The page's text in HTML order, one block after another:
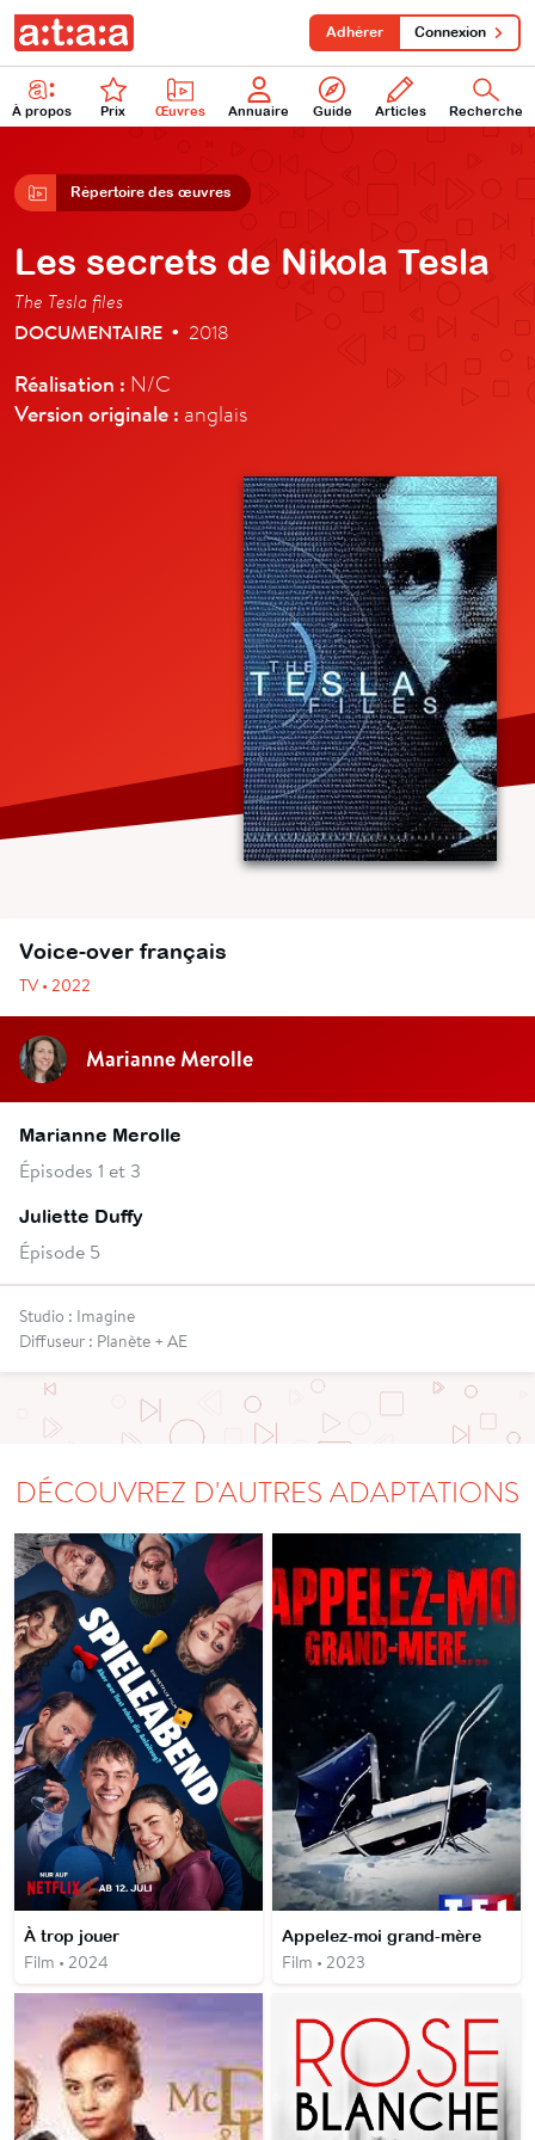
À propos Prix Œuvres Annuaire Guide Articles Recherche
Adhérer Connexion
Répertoire des œuvres
Les secrets de Nikola Tesla
The Tesla files
DOCUMENTAIRE • 2018
Réalisation : N/C
Version originale : anglais
Voice-over français
TV • 2022
Marianne Merolle
Marianne Merolle
Épisodes 1 et 3
Juliette Duffy
Épisode 5
Studio : Imagine
Diffuseur : Planète + AE
DÉCOUVREZ D'AUTRES ADAPTATIONS
À trop jouer
Film • 2024
Appelez-moi grand-mère
Film • 2023